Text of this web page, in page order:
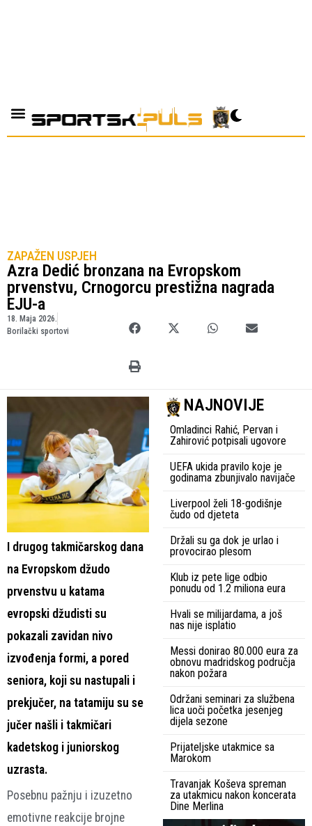
ZAPAŽEN USPJEH
Azra Dedić bronzana na Evropskom
prvenstvu, Crnogorcu prestižna nagrada
EJU-a
18. Maja 2026.
Borilački sportovi
I drugog takmičarskog dana
na Evropskom džudo
prvenstvu u katama
evropski džudisti su
pokazali zavidan nivo
izvođenja formi, a pored
seniora, koji su nastupali i
prekjučer, na tatamiju su se
jučer našli i takmičari
kadetskog i juniorskog
uzrasta.
Posebnu pažnju i izuzetno
emotivne reakcije brojne
NAJNOVIJE
Omladinci Rahić, Pervan i
Zahirović potpisali ugovore
UEFA ukida pravilo koje je
godinama zbunjivalo navijače
Liverpool želi 18-godišnje
čudo od djeteta
Držali su ga dok je urlao i
provocirao plesom
Klub iz pete lige odbio
ponudu od 1.2 miliona eura
Hvali se milijardama, a još
nas nije isplatio
Messi donirao 80.000 eura za
obnovu madridskog područja
nakon požara
Održani seminari za službena
lica uoči početka jesenjeg
dijela sezone
Prijateljske utakmice sa
Marokom
Travanjak Koševa spreman
za utakmicu nakon koncerata
Dine Merlina